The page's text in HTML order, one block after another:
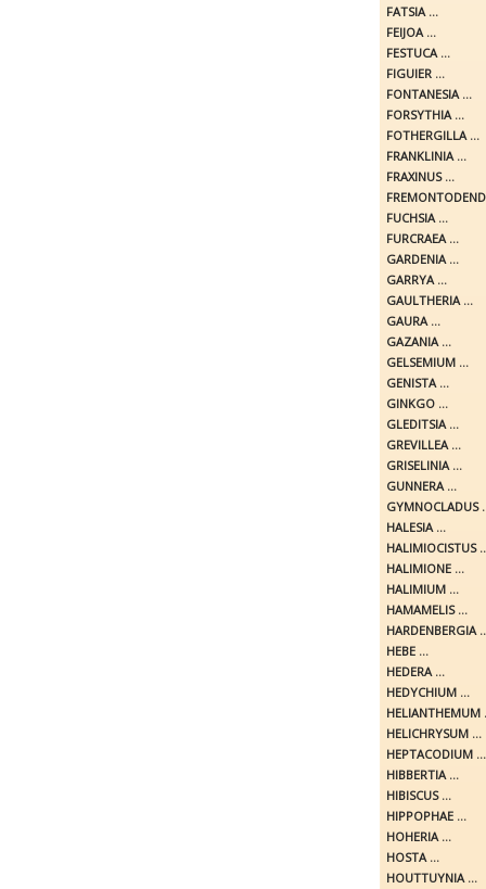
FATSIA ...
FEIJOA ...
FESTUCA ...
FIGUIER ...
FONTANESIA ...
FORSYTHIA ...
FOTHERGILLA ...
FRANKLINIA ...
FRAXINUS ...
FUCHSIA ...
FURCRAEA ...
GARDENIA ...
GARRYA ...
GAULTHERIA ...
GAURA ...
GAZANIA ...
GELSEMIUM ...
GENISTA ...
GINKGO ...
GLEDITSIA ...
GREVILLEA ...
GRISELINIA ...
GUNNERA ...
GYMNOCLADUS
HALESIA ...
HALIMIOCISTUS
HALIMIONE ...
HALIMIUM ...
HAMAMELIS ...
HARDENBERGIA
HEBE ...
HEDERA ...
HEDYCHIUM ...
HELIANTHEMUM
HELICHRYSUM ...
HEPTACODIUM ...
HIBBERTIA ...
HIBISCUS ...
HIPPOPHAE ...
HOHERIA ...
HOSTA ...
HOUTTUYNIA ...